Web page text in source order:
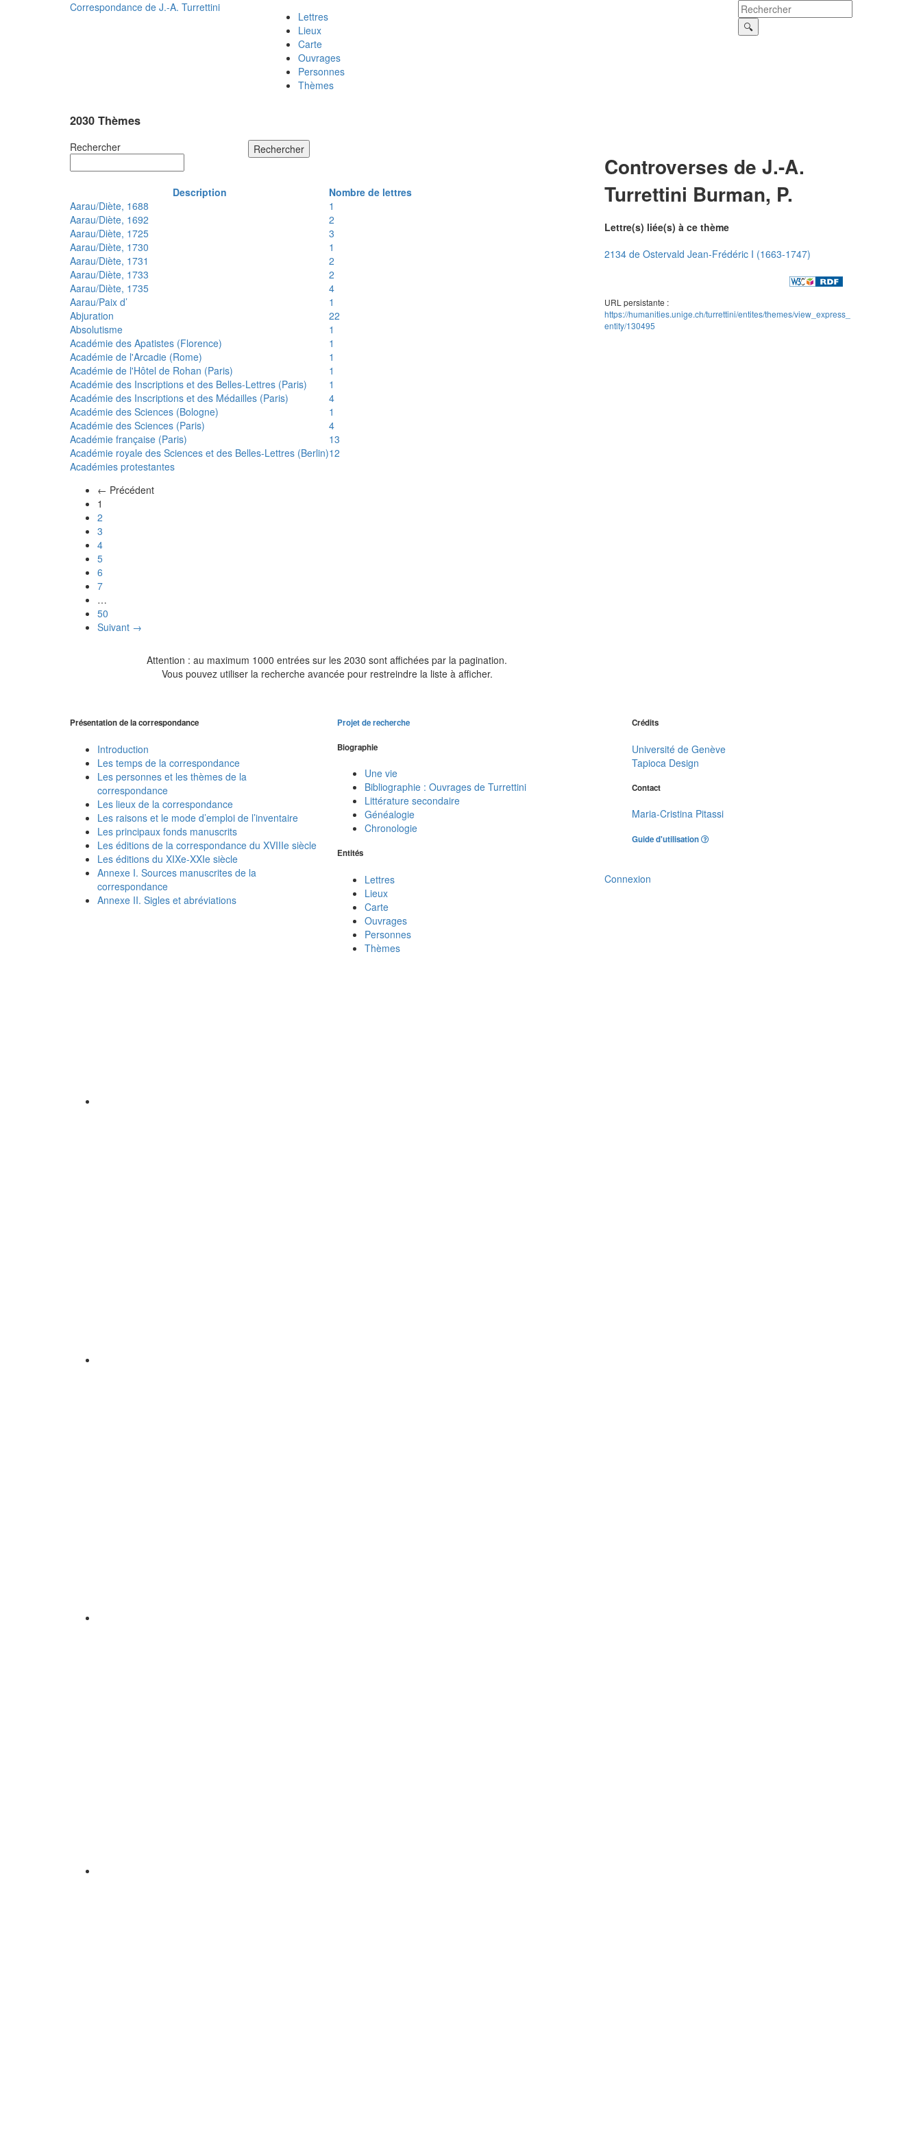
Correspondance de J.-A. Turrettini
Lettres
Lieux
Carte
Ouvrages
Personnes
Thèmes
2030 Thèmes
Rechercher Rechercher
Description
Nombre de lettres
Aarau/Diète, 1688
1
Aarau/Diète, 1692
2
Aarau/Diète, 1725
3
Aarau/Diète, 1730
1
Aarau/Diète, 1731
2
Aarau/Diète, 1733
2
Aarau/Diète, 1735
4
Aarau/Paix d’
1
Abjuration
22
Absolutisme
1
Académie des Apatistes (Florence)
1
Académie de l'Arcadie (Rome)
1
Académie de l'Hôtel de Rohan (Paris)
1
Académie des Inscriptions et des Belles-Lettres (Paris)
1
Académie des Inscriptions et des Médailles (Paris)
4
Académie des Sciences (Bologne)
1
Académie des Sciences (Paris)
4
Académie française (Paris)
13
Académie royale des Sciences et des Belles-Lettres (Berlin)12
Académies protestantes
← Précédent
1
2
3
4
5
6
7
…
50
Suivant →
Attention : au maximum 1000 entrées sur les 2030 sont affichées par la pagination.
Vous pouvez utiliser la recherche avancée pour restreindre la liste à afficher.
Controverses de J.-A.
Turrettini Burman, P.
Lettre(s) liée(s) à ce thème
2134 de Ostervald Jean-Frédéric I (1663-1747)
URL persistante :
https://humanities.unige.ch/turrettini/entites/themes/view_express_
entity/130495
Présentation de la correspondance
Introduction
Les temps de la correspondance
Les personnes et les thèmes de la
correspondance
Les lieux de la correspondance
Les raisons et le mode d’emploi de l’inventaire
Les principaux fonds manuscrits
Les éditions de la correspondance du XVIIIe siècle
Les éditions du XIXe-XXIe siècle
Annexe I. Sources manuscrites de la
correspondance
Annexe II. Sigles et abréviations
Projet de recherche
Biographie
Une vie
Bibliographie : Ouvrages de Turrettini
Littérature secondaire
Généalogie
Chronologie
Entités
Lettres
Lieux
Carte
Ouvrages
Personnes
Thèmes
Crédits
Université de Genève
Tapioca Design
Contact
Maria-Cristina Pitassi
Guide d'utilisation
Connexion